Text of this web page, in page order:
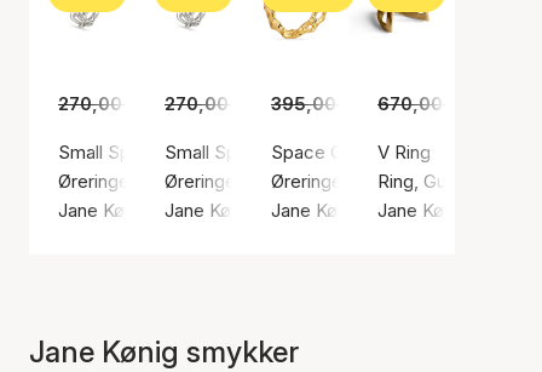
270,00 kr. 189,00 kr.
Small Space Hoop Left
Øreringe, Sølv farve / Sølv sterling 925
Jane Kønig
270,00 kr. 189,00 kr.
Small Space Hoop Right
Øreringe, Sølv farve / Sølv sterling 925
Jane Kønig
395,00 kr. 275,00 kr.
Space Creole Right
Øreringe, Guld farve / Forgyldt
Jane Kønig
670,00 kr.
V Ring
Ring, Guld farve /
Jane Kønig
Jane Kønig smykker